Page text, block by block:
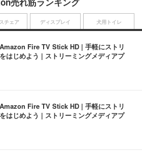
Amazon Fire TV Stick HD | 手軽にストリ
はじめよう | ストリーミングメディアプ
Amazon Fire TV Stick HD | 手軽にストリ
はじめよう | ストリーミングメディアプ
チェア ディスプレイ 犬用トイレ